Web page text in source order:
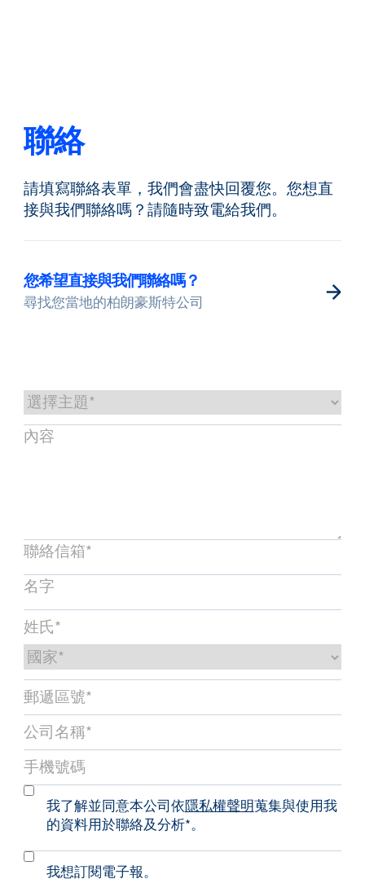
搜尋... ZH
產品
服務與支援
關於柏朗豪斯特
聯絡我們
更改語言
聯絡
請填寫聯絡表單，我們會盡快回覆您。您想直
接與我們聯絡嗎？請隨時致電給我們。
您希望直接與我們聯絡嗎？
尋找您當地的柏朗豪斯特公司
我了解並同意本公司依隱私權聲明蒐集與使用我
的資料用於聯絡及分析*。
我想訂閱電子報。